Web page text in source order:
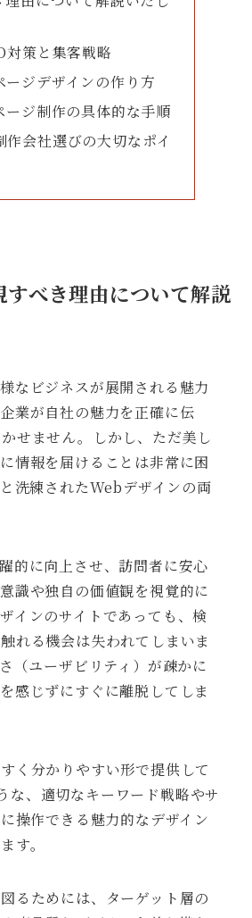
対策と集客戦略
ジデザインの作り方
ジ制作の具体的な手順
会社選びの大切なポイ
べき理由について解説
なビジネスが展開される魅力
業が自社の魅力を正確に伝
せません。しかし、ただ美し
情報を届けることは非常に困
洗練されたWebデザインの両
的に向上させ、訪問者に安心
識や独自の価値観を視覚的に
インのサイトであっても、検
れる機会は失われてしまいま
（ユーザビリティ）が疎かに
感じずにすぐに離脱してしま
く分かりやすい形で提供して
、適切なキーワード戦略やサ
操作できる魅力的なデザイン
す。
るためには、ターゲット層の